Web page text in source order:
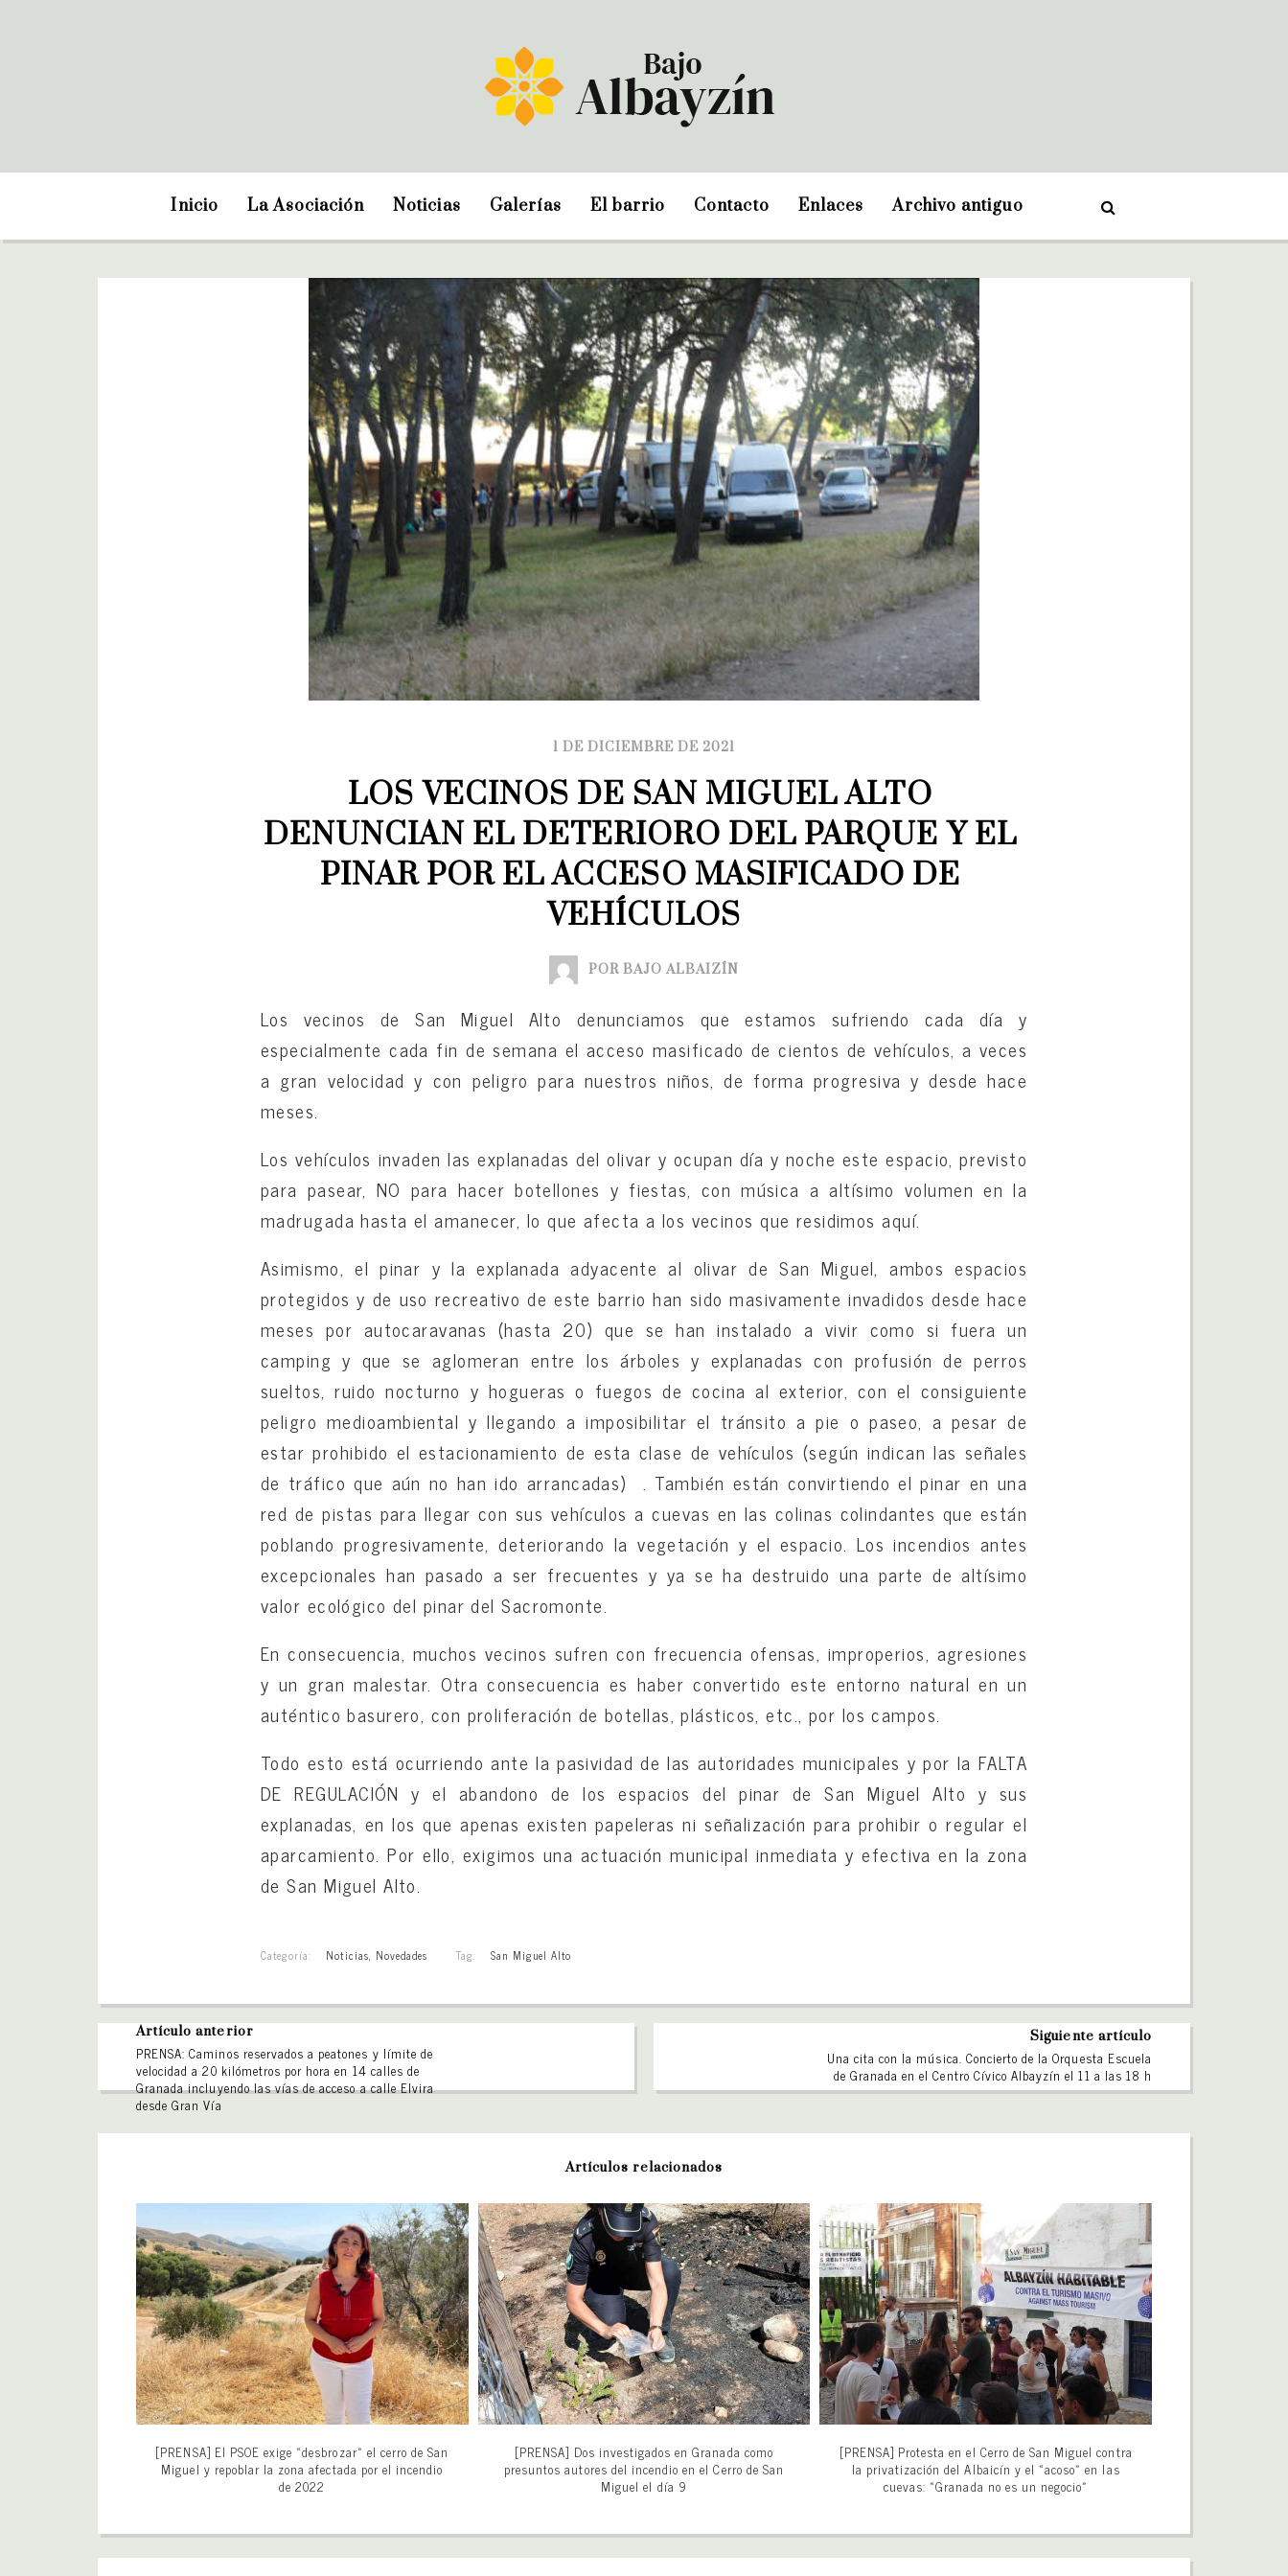
Inicio La Asociación Noticias Galerías El barrio Contacto Enlaces Archivo antiguo
1 DE DICIEMBRE DE 2021
LOS VECINOS DE SAN MIGUEL ALTO
DENUNCIAN EL DETERIORO DEL PARQUE Y EL
PINAR POR EL ACCESO MASIFICADO DE
VEHÍCULOS
POR BAJO ALBAIZÍN
Los vecinos de San Miguel Alto denunciamos que estamos sufriendo cada día y
especialmente cada fin de semana el acceso masificado de cientos de vehículos, a veces
a gran velocidad y con peligro para nuestros niños, de forma progresiva y desde hace
meses.
Los vehículos invaden las explanadas del olivar y ocupan día y noche este espacio, previsto
para pasear, NO para hacer botellones y fiestas, con música a altísimo volumen en la
madrugada hasta el amanecer, lo que afecta a los vecinos que residimos aquí.
Asimismo, el pinar y la explanada adyacente al olivar de San Miguel, ambos espacios
protegidos y de uso recreativo de este barrio han sido masivamente invadidos desde hace
meses por autocaravanas (hasta 20) que se han instalado a vivir como si fuera un
camping y que se aglomeran entre los árboles y explanadas con profusión de perros
sueltos, ruido nocturno y hogueras o fuegos de cocina al exterior, con el consiguiente
peligro medioambiental y llegando a imposibilitar el tránsito a pie o paseo, a pesar de
estar prohibido el estacionamiento de esta clase de vehículos (según indican las señales
de tráfico que aún no han ido arrancadas) . También están convirtiendo el pinar en una
red de pistas para llegar con sus vehículos a cuevas en las colinas colindantes que están
poblando progresivamente, deteriorando la vegetación y el espacio. Los incendios antes
excepcionales han pasado a ser frecuentes y ya se ha destruido una parte de altísimo
valor ecológico del pinar del Sacromonte.
En consecuencia, muchos vecinos sufren con frecuencia ofensas, improperios, agresiones
y un gran malestar. Otra consecuencia es haber convertido este entorno natural en un
auténtico basurero, con proliferación de botellas, plásticos, etc., por los campos.
Todo esto está ocurriendo ante la pasividad de las autoridades municipales y por la FALTA
DE REGULACIÓN y el abandono de los espacios del pinar de San Miguel Alto y sus
explanadas, en los que apenas existen papeleras ni señalización para prohibir o regular el
aparcamiento. Por ello, exigimos una actuación municipal inmediata y efectiva en la zona
de San Miguel Alto.
Categoría: Noticias, Novedades Tag: San Miguel Alto
Artículo anterior
PRENSA: Caminos reservados a peatones y límite de
velocidad a 20 kilómetros por hora en 14 calles de
Granada incluyendo las vías de acceso a calle Elvira
desde Gran Vía
Siguiente artículo
Una cita con la música. Concierto de la Orquesta Escuela
de Granada en el Centro Cívico Albayzín el 11 a las 18 h
Artículos relacionados
[PRENSA] El PSOE exige «desbrozar» el cerro de San
Miguel y repoblar la zona afectada por el incendio
de 2022
[PRENSA] Dos investigados en Granada como
presuntos autores del incendio en el Cerro de San
Miguel el día 9
[PRENSA] Protesta en el Cerro de San Miguel contra
la privatización del Albaicín y el «acoso» en las
cuevas: «Granada no es un negocio»